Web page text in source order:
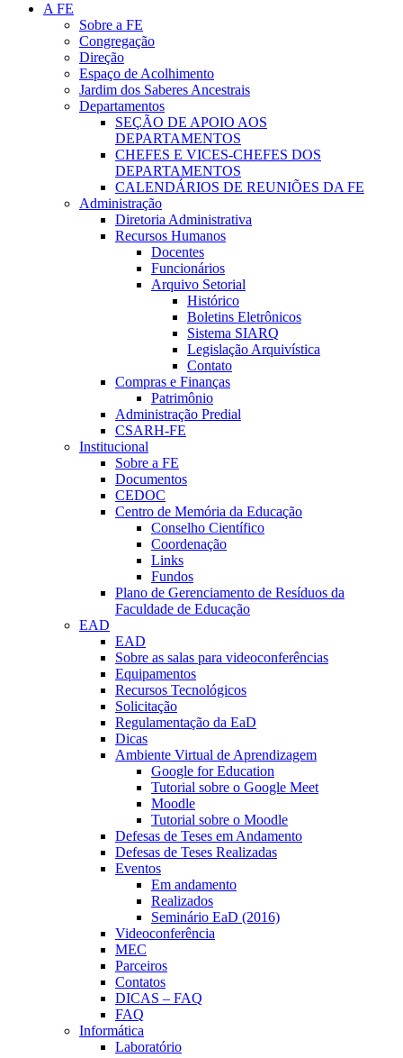
A FE
Sobre a FE
Congregação
Direção
Espaço de Acolhimento
Jardim dos Saberes Ancestrais
Departamentos
SEÇÃO DE APOIO AOS
DEPARTAMENTOS
CHEFES E VICES-CHEFES DOS
DEPARTAMENTOS
CALENDÁRIOS DE REUNIÕES DA FE
Administração
Diretoria Administrativa
Recursos Humanos
Docentes
Funcionários
Arquivo Setorial
Histórico
Boletins Eletrônicos
Sistema SIARQ
Legislação Arquivística
Contato
Compras e Finanças
Patrimônio
Administração Predial
CSARH-FE
Institucional
Sobre a FE
Documentos
CEDOC
Centro de Memória da Educação
Conselho Científico
Coordenação
Links
Fundos
Plano de Gerenciamento de Resíduos da
Faculdade de Educação
EAD
EAD
Sobre as salas para videoconferências
Equipamentos
Recursos Tecnológicos
Solicitação
Regulamentação da EaD
Dicas
Ambiente Virtual de Aprendizagem
Google for Education
Tutorial sobre o Google Meet
Moodle
Tutorial sobre o Moodle
Defesas de Teses em Andamento
Defesas de Teses Realizadas
Eventos
Em andamento
Realizados
Seminário EaD (2016)
Videoconferência
MEC
Parceiros
Contatos
DICAS – FAQ
FAQ
Informática
Laboratório